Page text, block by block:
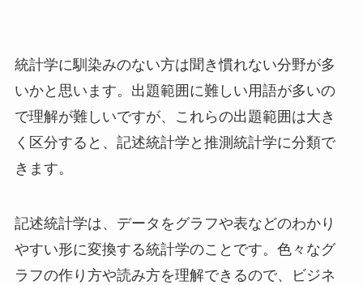
統計学に馴染みのない方は聞き慣れない分野が多
いかと思います。出題範囲に難しい用語が多いの
で理解が難しいですが、
これらの出題範囲は大き
く区分すると、記述統計学と推測統計学に分類で
きます。
記述統計学は、データをグラフや表などのわかり
やすい形に変換する統計学のことです。 色々なグ
ラフの作り方や読み方を理解できるので、ビジネ